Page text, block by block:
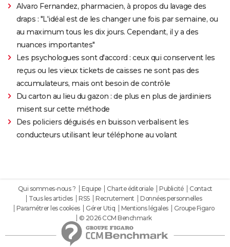
Alvaro Fernandez, pharmacien, à propos du lavage des
draps : "L'idéal est de les changer une fois par semaine, ou
au maximum tous les dix jours. Cependant, il y a des
nuances importantes"
Les psychologues sont d'accord : ceux qui conservent les
reçus ou les vieux tickets de caisses ne sont pas des
accumulateurs, mais ont besoin de contrôle
Du carton au lieu du gazon : de plus en plus de jardiniers
misent sur cette méthode
Des policiers déguisés en buisson verbalisent les
conducteurs utilisant leur téléphone au volant
Qui sommes-nous ? Equipe Charte éditoriale Publicité
Contact
Tous les articles
RSS Recrutement
Données personnelles
Paramétrer les cookies
Gérer Utiq Mentions légales
Groupe Figaro
© 2026 CCM Benchmark